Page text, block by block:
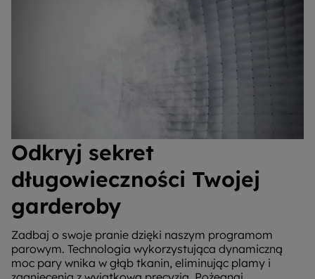
Odkryj sekret
długowieczności Twojej
garderoby
Zadbaj o swoje pranie dzięki naszym programom
parowym. Technologia wykorzystująca dynamiczną
moc pary wnika w głąb tkanin, eliminując plamy i